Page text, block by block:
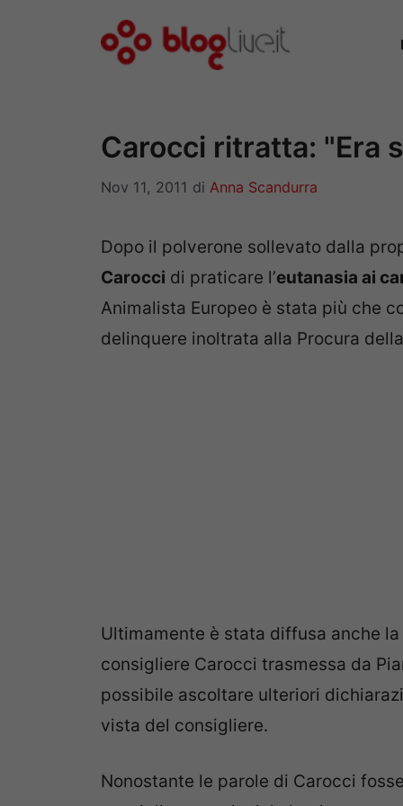
Carocci ritratta: "Era
Nov 11, 2011 di Anna Scandurra
Dopo il polverone sollevato dalla
Carocci di praticare l’eutanasia ai
Animalista Europeo è stata più che
delinquere inoltrata alla Procura
Ultimamente è stata diffusa anche la
consigliere Carocci trasmessa da
possibile ascoltare ulteriori
vista del consigliere.
Nonostante le parole di Carocci